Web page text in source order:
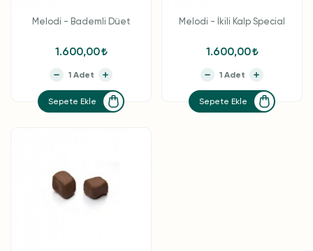
Melodi - Bademli Düet
1.600,00
Sepete Ekle
Melodi - İkili Kalp Special
1.600,00
Sepete Ekle